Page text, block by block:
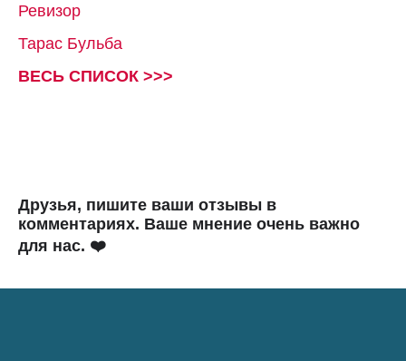
Ревизор
Тарас Бульба
ВЕСЬ СПИСОК >>>
Друзья, пишите ваши отзывы в
комментариях. Ваше мнение очень важно
для нас. ❤️